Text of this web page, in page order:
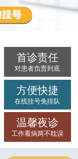
首诊责任
对患者负责到底
方便快捷
在线挂号免排队
温馨夜诊
工作看病两不耽误